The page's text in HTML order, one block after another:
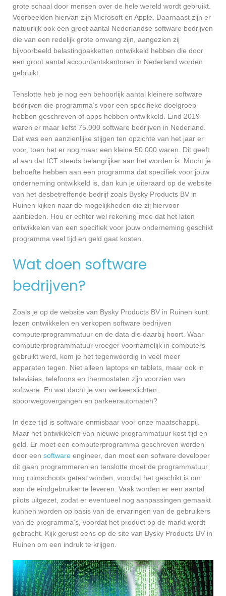
grote schaal door mensen over de hele wereld wordt gebruikt.
Voorbeelden hiervan zijn Microsoft en Apple. Daarnaast zijn er
natuurlijk ook een groot aantal Nederlandse software bedrijven
die van een redelijk grote omvang zijn, aangezien zij
bijvoorbeeld belastingpakketten ontwikkeld hebben die door
een groot aantal accountantskantoren in Nederland worden
gebruikt.
Tenslotte heb je nog een behoorlijk aantal kleinere software
bedrijven die programma’s voor een specifieke doelgroep
hebben geschreven of apps hebben ontwikkeld. Eind 2019
waren er maar liefst 75.000 software bedrijven in Nederland.
Dat was een aanzienlijke stijgen ten opzichte van het jaar er
voor, toen het er nog maar een kleine 50.000 waren. Dit geeft
al aan dat ICT steeds belangrijker aan het worden is. Mocht je
behoefte hebben aan een programma dat specifiek voor jouw
onderneming ontwikkeld is, dan kun je uiteraard op de website
van het desbetreffende bedrijf zoals Bysky Products BV in
Ruinen kijken naar de mogelijkheden die zij hiervoor
aanbieden. Hou er echter wel rekening mee dat het laten
ontwikkelen van een specifiek voor jouw onderneming geschikt
programma veel tijd en geld gaat kosten.
Wat doen software
bedrijven?
Zoals je op de website van Bysky Products BV in Ruinen kunt
lezen ontwikkelen en verkopen software bedrijven
computerprogrammatuur en de data die daarbij hoort. Waar
computerprogrammatuur vroeger voornamelijk in computers
gebruikt werd, kom je het tegenwoordig in veel meer
apparaten tegen. Niet alleen laptops en tablets, maar ook in
televisies, telefoons en thermostaten zijn voorzien van
software. En wat dacht je van verkeerslichten,
spoorwegovergangen en parkeerautomaten?
In deze tijd is software onmisbaar voor onze maatschappij.
Maar het ontwikkelen van nieuwe programmatuur kost tijd en
geld. Er moet een computerprogramma geschreven worden
door een software engineer, dan moet een sofware developer
dit gaan programmeren en tenslotte moet de programmatuur
nog ruimschoots getest worden, voordat het geschikt is om
aan de eindgebruiker te leveren. Vaak worden er een aantal
pilots uitgezet, zodat er eventueel nog aanpassingen gemaakt
kunnen worden op basis van de ervaringen van de gebruikers
van de programma’s, voordat het product op de markt wordt
gebracht. Kijk gerust eens op de site van Bysky Products BV in
Ruinen om een indruk te krijgen.